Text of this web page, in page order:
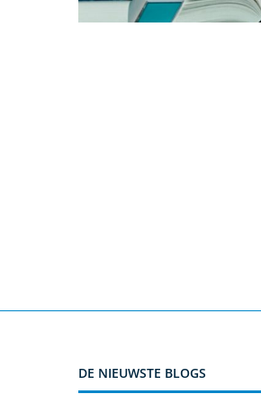
DE NIEUWSTE BLOGS